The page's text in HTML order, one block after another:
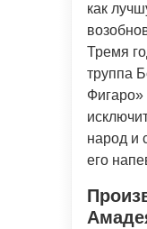
как
Тремя
труппа
народ и
его